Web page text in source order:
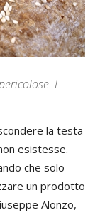
I
la testa
esistesse.
che solo
un prodotto
Alonzo,